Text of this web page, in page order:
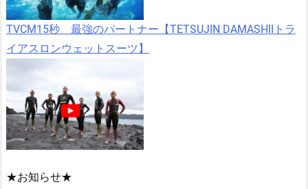
TVCM15秒 最強のパートナー【TETSUJIN DAMASHIIトラ
イアスロンウェットスーツ】
★お知らせ★